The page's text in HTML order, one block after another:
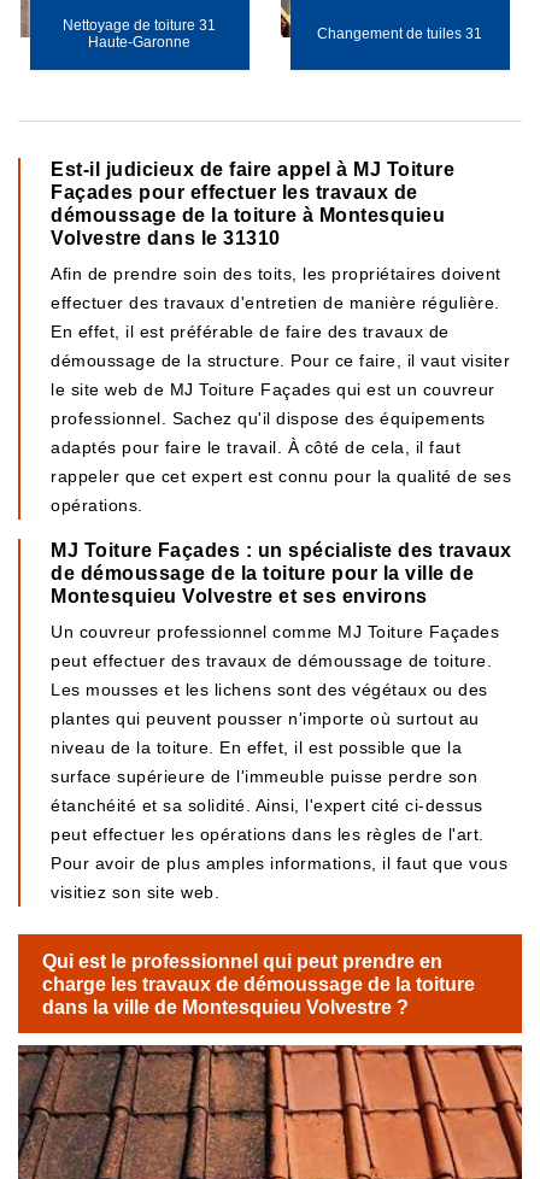
Nettoyage de toiture 31
Haute-Garonne
Changement de tuiles 31
Est-il judicieux de faire appel à MJ Toiture
Façades pour effectuer les travaux de
démoussage de la toiture à Montesquieu
Volvestre dans le 31310
Afin de prendre soin des toits, les propriétaires doivent
effectuer des travaux d'entretien de manière régulière.
En effet, il est préférable de faire des travaux de
démoussage de la structure. Pour ce faire, il vaut visiter
le site web de MJ Toiture Façades qui est un couvreur
professionnel. Sachez qu'il dispose des équipements
adaptés pour faire le travail. À côté de cela, il faut
rappeler que cet expert est connu pour la qualité de ses
opérations.
MJ Toiture Façades : un spécialiste des travaux
de démoussage de la toiture pour la ville de
Montesquieu Volvestre et ses environs
Un couvreur professionnel comme MJ Toiture Façades
peut effectuer des travaux de démoussage de toiture.
Les mousses et les lichens sont des végétaux ou des
plantes qui peuvent pousser n'importe où surtout au
niveau de la toiture. En effet, il est possible que la
surface supérieure de l'immeuble puisse perdre son
étanchéité et sa solidité. Ainsi, l'expert cité ci-dessus
peut effectuer les opérations dans les règles de l'art.
Pour avoir de plus amples informations, il faut que vous
visitiez son site web.
Qui est le professionnel qui peut prendre en
charge les travaux de démoussage de la toiture
dans la ville de Montesquieu Volvestre ?